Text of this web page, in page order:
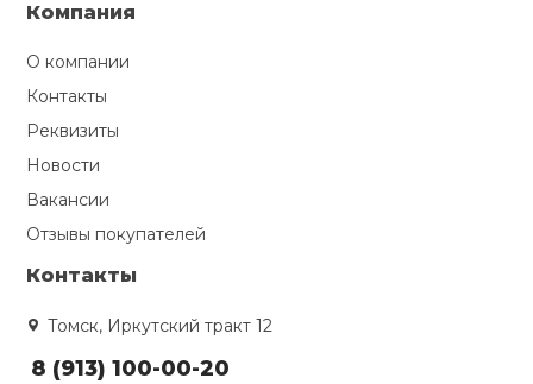
Компания
О компании
Контакты
Реквизиты
Новости
Вакансии
Отзывы покупателей
Контакты
Томск, Иркутский тракт 12
8 (913) 100-00-20